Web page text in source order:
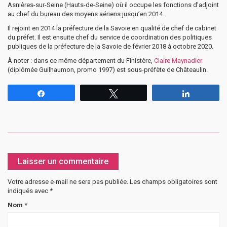
Asnières-sur-Seine (Hauts-de-Seine) où il occupe les fonctions d’adjoint
au chef du bureau des moyens aériens jusqu’en 2014.
Il rejoint en 2014 la préfecture de la Savoie en qualité de chef de cabinet
du préfet. Il est ensuite chef du service de coordination des politiques
publiques de la préfecture de la Savoie de février 2018 à octobre 2020.
À noter : dans ce même département du Finistère, Claire Maynadier
(diplômée Guilhaumon, promo 1997) est sous-préfète de Châteaulin.
Laisser un commentaire
Votre adresse e-mail ne sera pas publiée. Les champs obligatoires sont
indiqués avec *
Nom *